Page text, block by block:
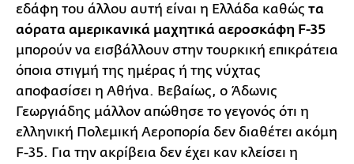
εδάφη του άλλου αυτή είναι η Ελλάδα καθώς τα
αόρατα αμερικανικά μαχητικά αεροσκάφη F-35
μπορούν να εισβάλλουν στην τουρκική επικράτεια
όποια στιγμή της ημέρας ή της νύχτας
αποφασίσει η Αθήνα. Βεβαίως, ο Άδωνις
Γεωργιάδης μάλλον απώθησε το γεγονός ότι η
ελληνική Πολεμική Αεροπορία δεν διαθέτει ακόμη
F-35. Για την ακρίβεια δεν έχει καν κλείσει η